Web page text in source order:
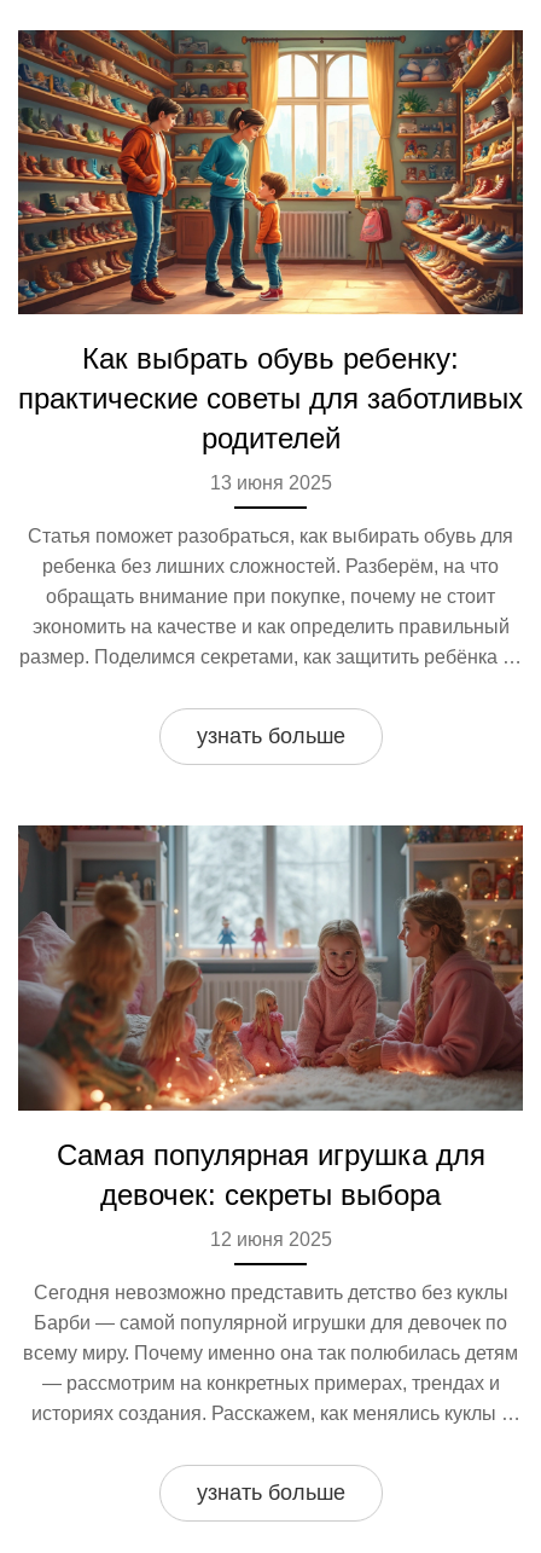
Как выбрать обувь ребенку:
практические советы для заботливых
родителей
13 июня 2025
Статья поможет разобраться, как выбирать обувь для
ребенка без лишних сложностей. Разберём, на что
обращать внимание при покупке, почему не стоит
экономить на качестве и как определить правильный
размер. Поделимся секретами, как защитить ребёнка от
простые советы для ежедневного использования,
чтобы детские ножки были здоровы и счастливы.
узнать больше
Самая популярная игрушка для
девочек: секреты выбора
12 июня 2025
Сегодня невозможно представить детство без куклы
Барби — самой популярной игрушки для девочек по
всему миру. Почему именно она так полюбилась детям
— рассмотрим на конкретных примерах, трендах и
историях создания. Расскажем, как менялись куклы с
производители. Поделимся неожиданными фактами и
советами по выбору игрушки, чтобы она приносила
узнать больше